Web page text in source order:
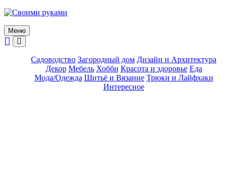
Skip
content
Меню
Садоводство Загородный дом Дизайн и Архитектура
Декор Мебель Хобби Красота и здоровье Еда
Мода/Одежда Шитьё и Вязание Трюки и Лайфхаки
Интересное